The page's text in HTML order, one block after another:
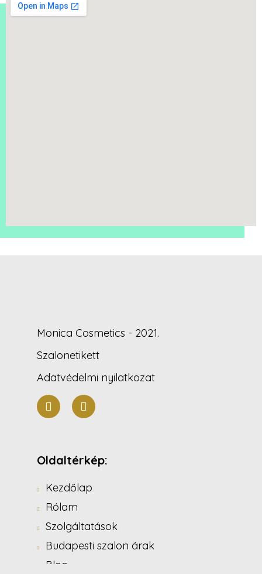
Monica Cosmetics - 2021.
Szalonetikett
Adatvédelmi nyilatkozat
Oldaltérkép:
Kezdőlap
Rólam
Szolgáltatások
Budapesti szalon árak
Blog